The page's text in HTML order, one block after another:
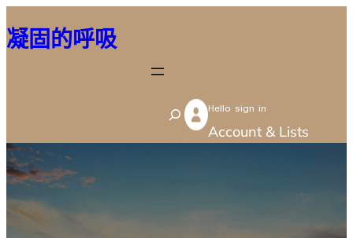
至
容
凝固的呼吸
S
e
Hello sign in
Account & Lists